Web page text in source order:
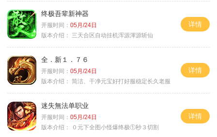
终极吾辈新神器
开服时间： 05月/24日
版本介绍：
三天合区自动挂机浑源渾源斩仙
详情
全．新１．７６
开服时间： 05月/24日
版本介绍： 简洁、干净元宝好打好服稳定长久老服
详情
迷失無法单职业
开服时间： 05月/24日
版本介绍：
０元下全图小怪爆终极①秒３切割
详情